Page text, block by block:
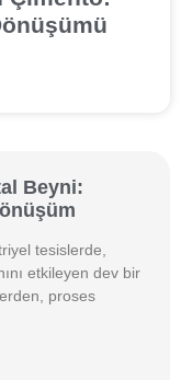
Beyni:
tesislerde,
etkileyen dev bir
proses